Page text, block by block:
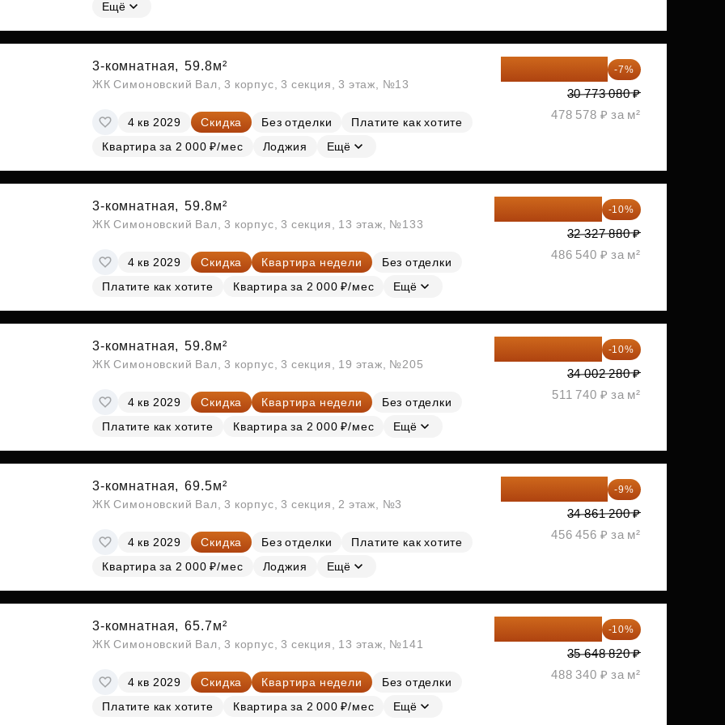
Субсидии
Ещё
3-комнатная, 59.8м²
ЖК Симоновский Вал, 3 корпус, 3 секция, 3 этаж, №13
4 кв 2029 Скидка Без отделки
Платите как хотите
Квартира за 2 000 ₽/мес
Лоджия Ещё
28 618 964 ₽ -7%
30 773 080 ₽
478 578 ₽ за м²
3-комнатная, 59.8м²
ЖК Симоновский Вал, 3 корпус, 3 секция, 13 этаж, №133
4 кв 2029 Скидка Квартира недели
Без отделки
Платите как хотите
Квартира за 2 000 ₽/мес Ещё
-10%
32 327 880 ₽
486 540 ₽ за м²
3-комнатная, 59.8м²
ЖК Симоновский Вал, 3 корпус, 3 секция, 19 этаж, №205
4 кв 2029 Скидка Квартира недели
Без отделки
Платите как хотите
Квартира за 2 000 ₽/мес Ещё
-10%
34 002 280 ₽
511 740 ₽ за м²
3-комнатная, 69.5м²
ЖК Симоновский Вал, 3 корпус, 3 секция, 2 этаж, №3
4 кв 2029 Скидка Без отделки
Платите как хотите
Квартира за 2 000 ₽/мес
Лоджия Ещё
31 723 692 ₽ -9%
34 861 200 ₽
456 456 ₽ за м²
3-комнатная, 65.7м²
ЖК Симоновский Вал, 3 корпус, 3 секция, 13 этаж, №141
4 кв 2029 Скидка Квартира недели
Без отделки
Платите как хотите
Квартира за 2 000 ₽/мес Ещё
-10%
35 648 820 ₽
488 340 ₽ за м²